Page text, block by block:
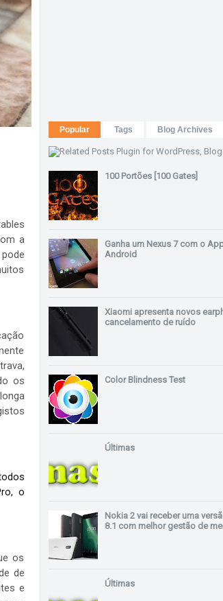
a
os
, o
os
de
e
Popular Tags Blog Archives
100 Portões [100 Gates]
Ganha um Nexus 7 com o
Android
Xiaomi apresenta novos
cancelamento de ruído
Color Blindness Test
Últimas
Nokia 2 vai receber uma
8.1 com melhor gestão de
Últimas